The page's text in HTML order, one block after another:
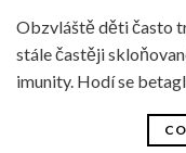
Obzvláště děti často
stále častěji
imunity. Hodí se